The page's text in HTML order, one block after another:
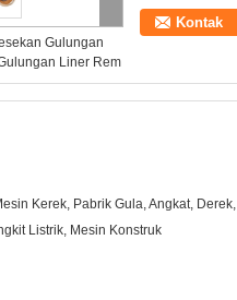
Gulungan
Liner Rem
Kontak
Kerek, Pabrik Gula, Angkat, Derek,
Listrik, Mesin Konstruk